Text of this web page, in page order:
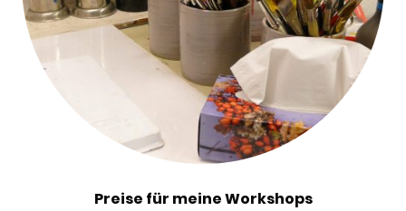
Preise für meine Workshops